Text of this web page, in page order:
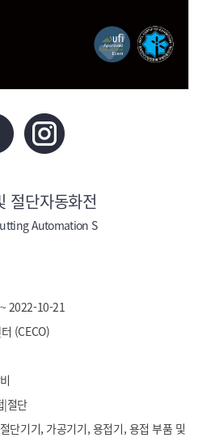
절단자동화전
Automation S
2022-10-21
(CECO)
|절단
단기기, 가공기기, 용접기, 용접 부품 및